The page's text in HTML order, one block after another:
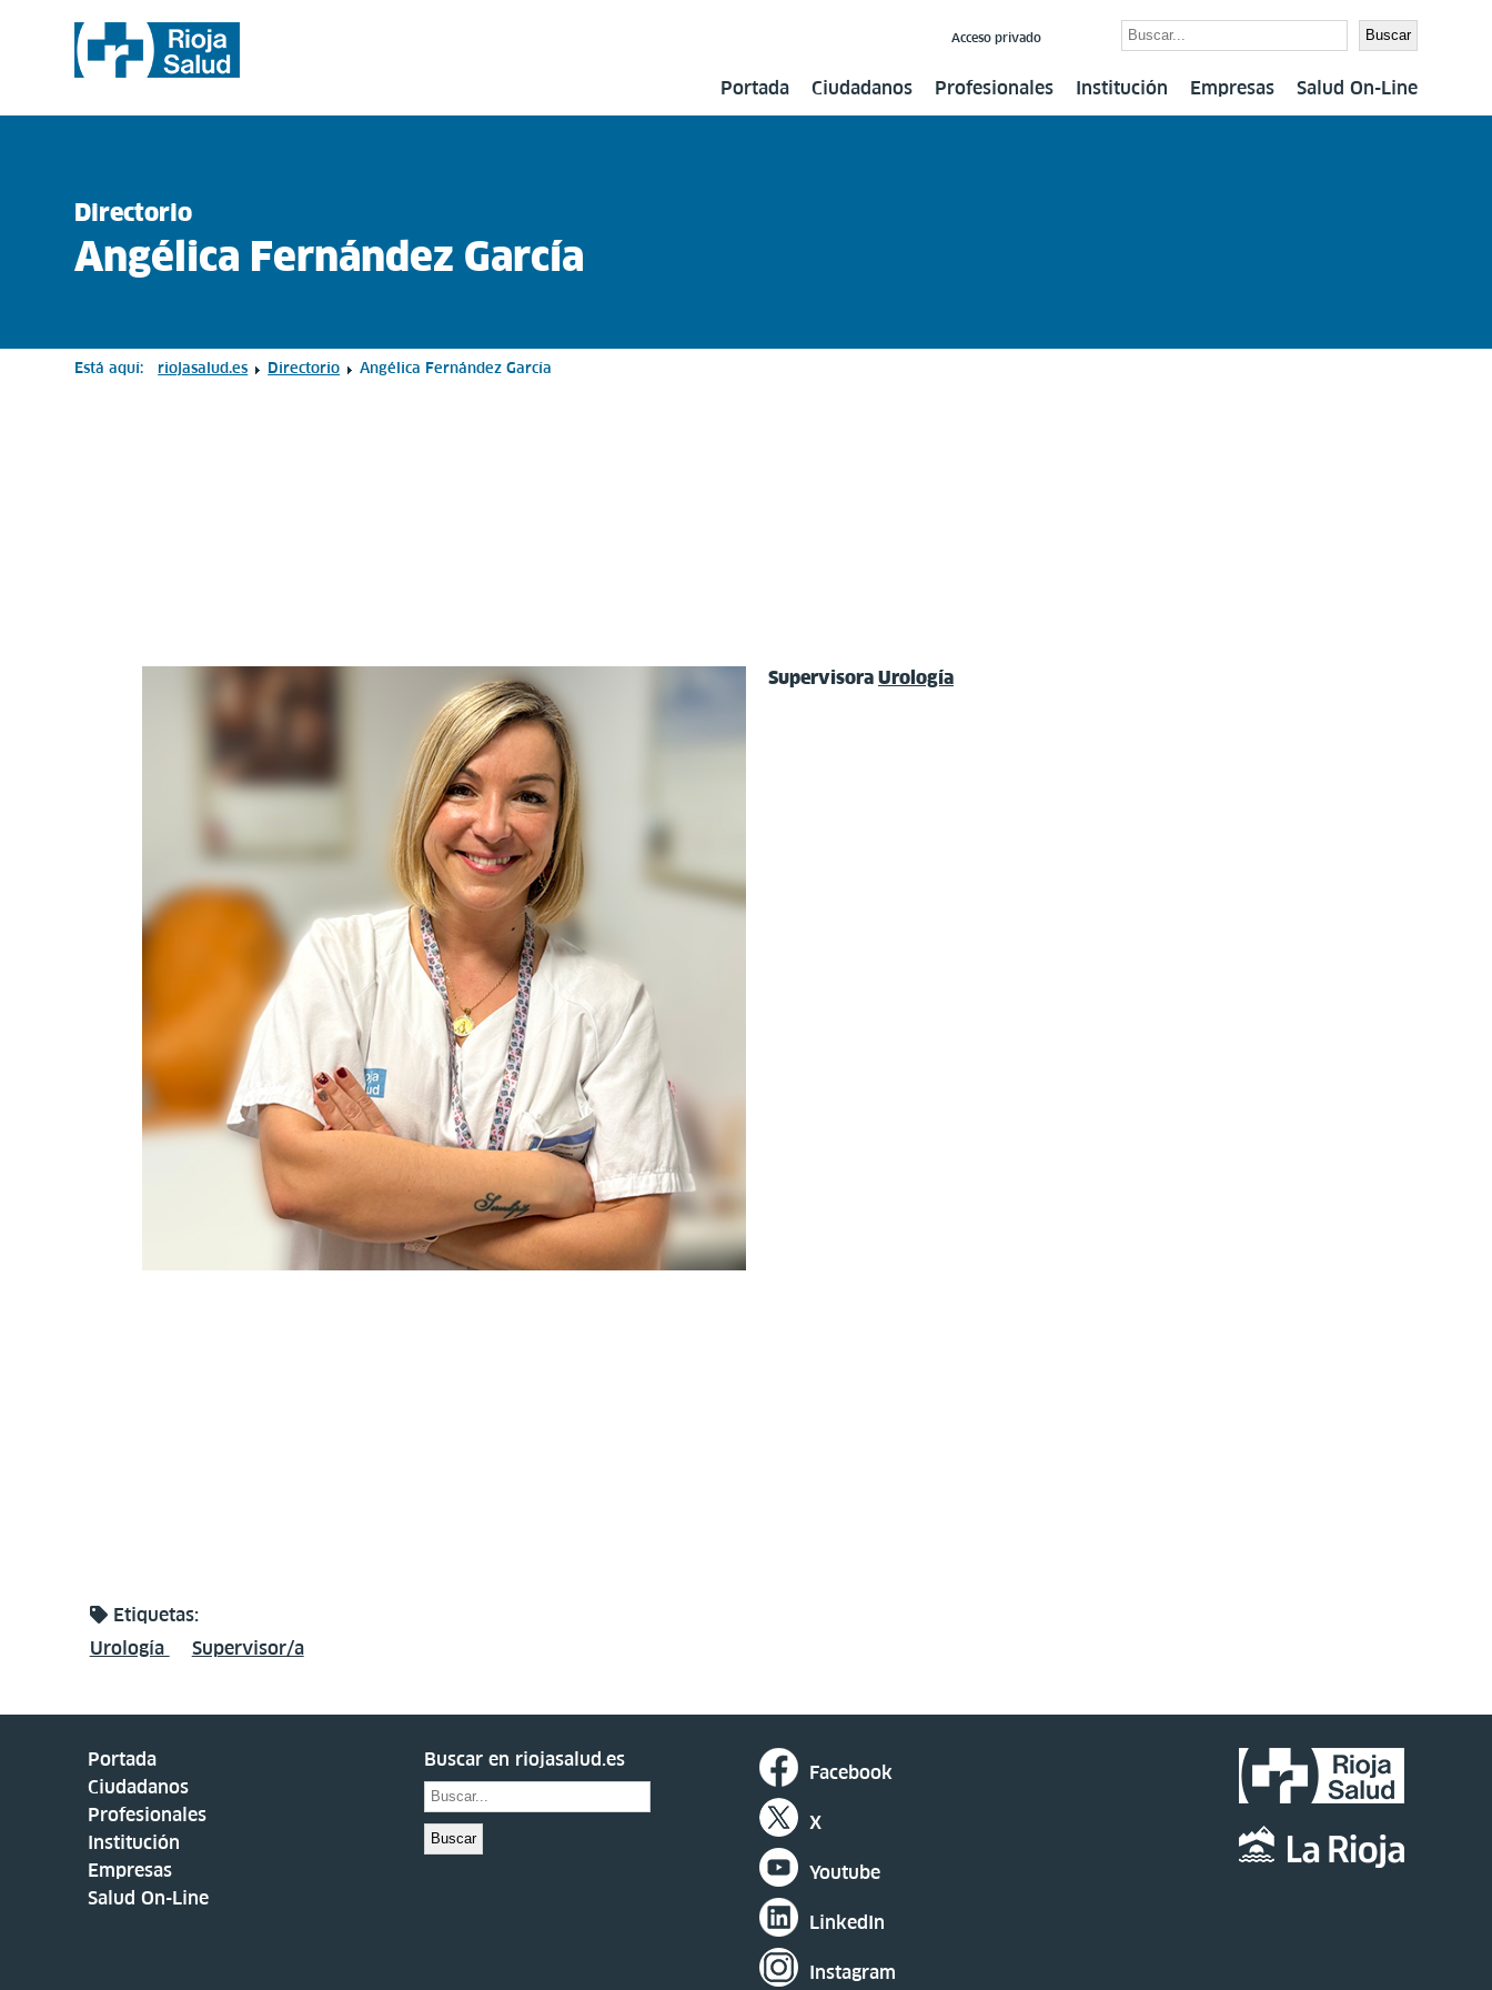
Buscar
Acceso privado
Portada Ciudadanos Profesionales Institución Empresas Salud On-Line
Directorio
Angélica Fernández García
Está aquí: riojasalud.es Directorio Angélica Fernández García
Supervisora Urología
Etiquetas:
Urología
Supervisor/a
Portada
Ciudadanos
Profesionales
Institución
Empresas
Salud On-Line
Buscar en riojasalud.es
Buscar
Facebook
X
Youtube
LinkedIn
Instagram